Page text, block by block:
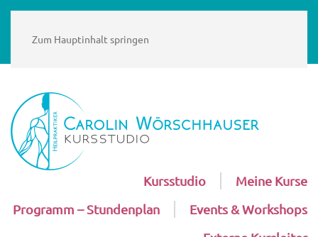
Zum Hauptinhalt springen
Kursstudio
Meine Kurse
Programm – Stundenplan
Events & Workshops